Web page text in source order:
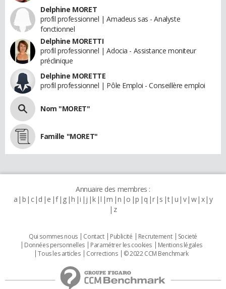
Delphine MORET
profil professionnel | Amadeus sas - Analyste
fonctionnel
Delphine MORETTI
profil professionnel | Adocia - Assistance moniteur
préclinique
Delphine MORETTE
profil professionnel | Pôle Emploi - Conseillère emploi
Nom "MORET"
Famille "MORET"
Annuaire des membres :
a b c d e f g h i j k l m n o p q r s t u v w x y
z
Qui sommes nous Contact Publicité Recrutement
Societé
Données personnelles
Paramétrer les cookies
Mentions légales
Tous les articles
Corrections © 2022 CCM Benchmark